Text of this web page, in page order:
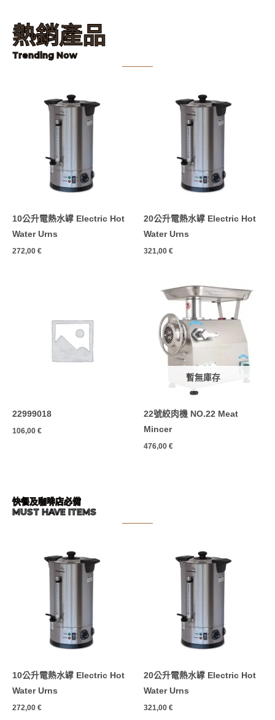
熱銷產品
Trending Now
10公升電熱水罉 Electric Hot
Water Urns
272,00 €
20公升電熱水罉 Electric Hot
Water Urns
321,00 €
22999018
106,00 €
暫無庫存
22號絞肉機 NO.22 Meat
Mincer
476,00 €
快餐及咖啡店必備
MUST HAVE ITEMS
10公升電熱水罉 Electric Hot
Water Urns
272,00 €
20公升電熱水罉 Electric Hot
Water Urns
321,00 €